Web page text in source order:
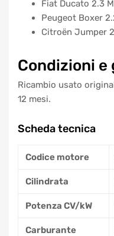
Fiat Ducato 2.3
Peugeot Boxer
Citroën Jumper
Condizioni e
Ricambio usato
12 mesi.
Scheda tecnica
Codice motore
Cilindrata
Potenza CV/kW
Carburante